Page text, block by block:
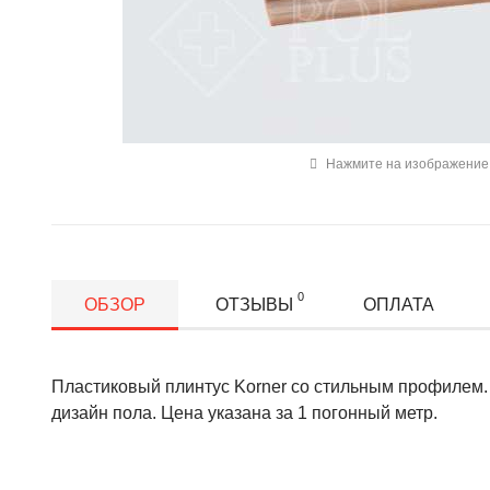
Нажмите на
ОБЗОР ОТЗЫВЫ 0 ОПЛАТА
Пластиковый плинтус Korner со стильным профилем.
дизайн пола. Цена указана за 1 погонный метр.